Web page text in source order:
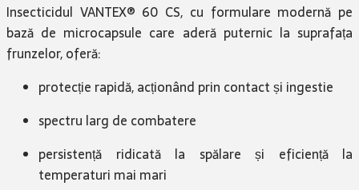
Insecticidul VANTEX® 60 CS, cu formulare modernă pe
bază de microcapsule care aderă puternic la suprafața
frunzelor, oferă:​
protecție rapidă, acționând prin contact și ingestie​
spectru larg de combatere​
persistență ridicată la spălare și eficiență la
temperaturi mai mari​